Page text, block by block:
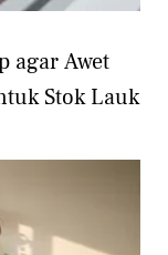
agar Awet
Stok Lauk